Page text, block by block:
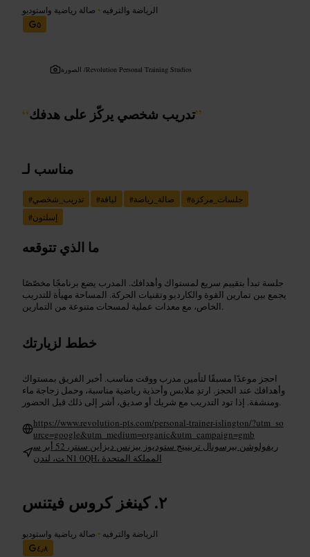
الرياضة والترفيه • صالة رياضية واستوديو
٥
الصورة /Revolution Personal Training Studios
“تدريب شخصي يركّز على هدفك”
مناسب لـ
#تدريب_شخصي #لياقة #صالة_رياضة #جلسات_مركزة
#إسلتون
ما الذي تتوقعه
جلسة تبدأ بتقييم سريع لمستواك وأهدافك. المدرب يضع برنامجًا مخصّصًا
يجمع بين تمارين القوة والكارديو وتقنيات الحركة. المساحة مهيأة للتدريب
الخاص، مع معدات عملية لمسحات متنوعة من التمارين.
خطط لزيارتك
احجز موعدًا مسبقًا لتأمين مدرب ووقت مناسب. أخبر الفريق بمستواك
وأهدافك عند الحجز. ارتدِ ملابس وأحذية رياضية مناسبة، وحمل زجاجة ماء
ومنشفة. إذا تود التدريب مع شريك أو صديق، أشر إلى ذلك قبل الحضور.
https://www.revolution-pts.com/personal-trainer-islington/?utm_so
urce=google&utm_medium=organic&utm_campaign=gmb
ريفولوشن بيرسونال ترينينج ستوديوز بيزنس ديزاين سنتر، 52 أبر س
ت، لندن N1 0QH، المملكة المتحدة
كينغز كروس فيتنس
الرياضة والترفيه • صالة رياضية واستوديو
٤٫٨